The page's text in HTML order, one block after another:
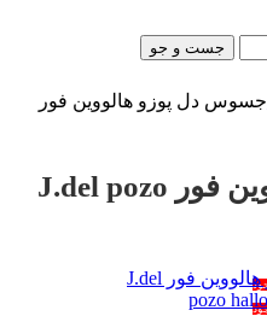
جست و جو
جسوس دل پوزو هالووین فور
جسوس دل پوزو هالووین فور J.del pozo